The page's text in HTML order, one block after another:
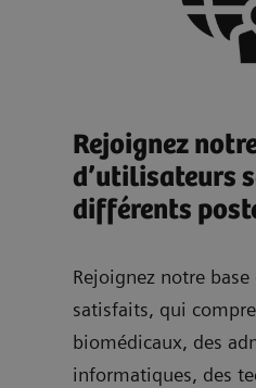
Rejoignez
d’utilisateurs
différents
Rejoignez notre base
satisfaits, qui
biomédicaux, des
informatiques, des